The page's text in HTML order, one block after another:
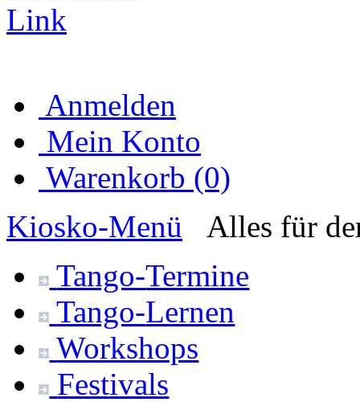
Anmelden
Mein Konto
Warenkorb (0)
Kiosko-Menü
Alles für
Tango-Termine
Tango-Lernen
Workshops
Festivals